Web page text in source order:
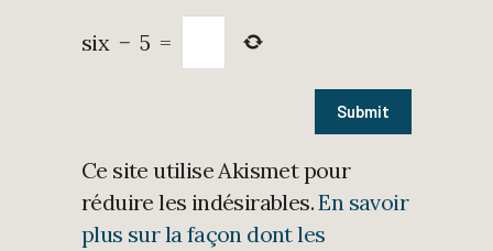
six − 5 =
Ce site utilise Akismet pour
réduire les indésirables.En savoir
plus sur la façon dont les